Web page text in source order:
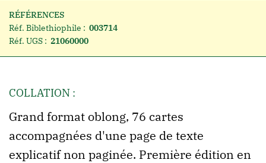
RÉFÉRENCES
Réf. Biblethiophile : 003714
Réf. UGS : 21060000
COLLATION :
Grand format oblong, 76 cartes
accompagnées d'une page de texte
explicatif non paginée. Première édition en